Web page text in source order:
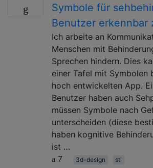
Symbole für
Benutzer erkennbar
Ich arbeite an
Menschen mit
Sprechen hindern. Dies
einer Tafel mit Symbolen
hoch entwickelten App.
Benutzer haben auch
müssen Symbole nach
unterscheiden (diese
haben kognitive
ist …
7
3d-design stl